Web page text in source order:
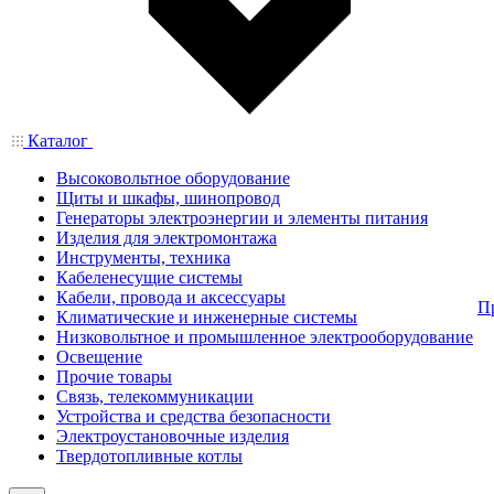
Каталог
Высоковольтное оборудование
Щиты и шкафы, шинопровод
Генераторы электроэнергии и элементы питания
Изделия для электромонтажа
Инструменты, техника
Кабеленесущие системы
Кабели, провода и аксессуары
Климатические и инженерные системы
Низковольтное и промышленное электрооборудование
Освещение
Прочие товары
Связь, телекоммуникации
Устройства и средства безопасности
Электроустановочные изделия
Твердотопливные котлы